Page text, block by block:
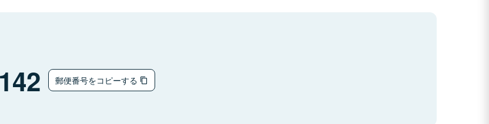
郵便番号をコピーする